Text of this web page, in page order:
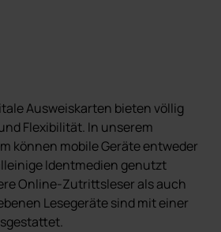
Ausweiskarten bieten völlig
Flexibilität. In unserem
können mobile Geräte entweder
Identmedien genutzt
Online-Zutrittsleser als auch
Lesegeräte sind mit einer